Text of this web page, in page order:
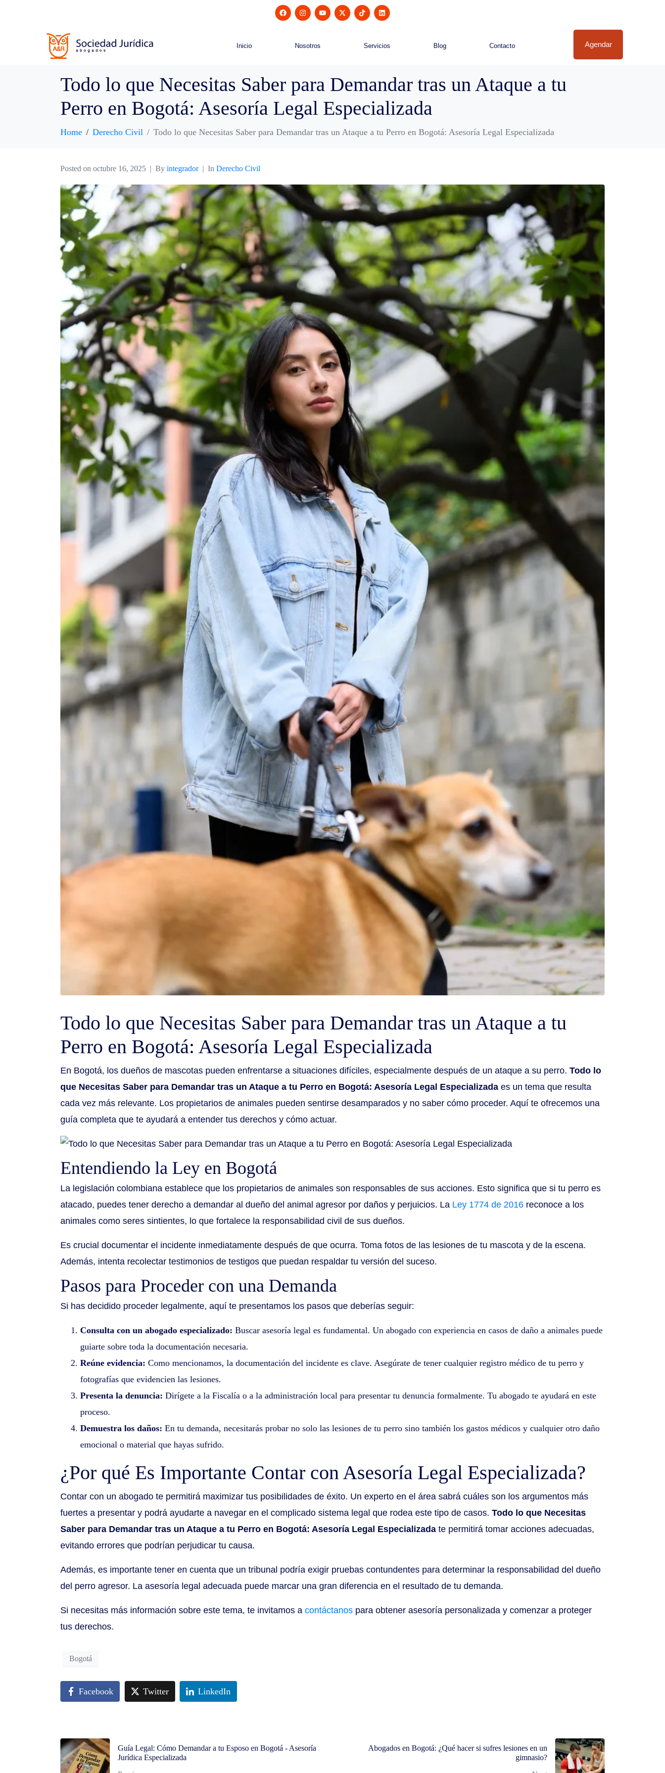
Inicio Nosotros Servicios Blog Contacto Agendar
Todo lo que Necesitas Saber para Demandar tras un Ataque a tu
Perro en Bogotá: Asesoría Legal Especializada
Home Derecho Civil Todo lo que Necesitas Saber para Demandar tras un Ataque a tu Perro en Bogotá: Asesoría Legal Especializada
Posted on octubre 16, 2025 By integrador In Derecho Civil
Todo lo que Necesitas Saber para Demandar tras un Ataque a tu
Perro en Bogotá: Asesoría Legal Especializada
En Bogotá, los dueños de mascotas pueden enfrentarse a situaciones difíciles, especialmente después de un ataque a su perro. Todo lo
que Necesitas Saber para Demandar tras un Ataque a tu Perro en Bogotá: Asesoría Legal Especializada es un tema que resulta
cada vez más relevante. Los propietarios de animales pueden sentirse desamparados y no saber cómo proceder. Aquí te ofrecemos una
guía completa que te ayudará a entender tus derechos y cómo actuar.
Entendiendo la Ley en Bogotá
La legislación colombiana establece que los propietarios de animales son responsables de sus acciones. Esto significa que si tu perro es
atacado, puedes tener derecho a demandar al dueño del animal agresor por daños y perjuicios. La Ley 1774 de 2016 reconoce a los
animales como seres sintientes, lo que fortalece la responsabilidad civil de sus dueños.
Es crucial documentar el incidente inmediatamente después de que ocurra. Toma fotos de las lesiones de tu mascota y de la escena.
Además, intenta recolectar testimonios de testigos que puedan respaldar tu versión del suceso.
Pasos para Proceder con una Demanda
Si has decidido proceder legalmente, aquí te presentamos los pasos que deberías seguir:
Consulta con un abogado especializado: Buscar asesoría legal es fundamental. Un abogado con experiencia en casos de daño a animales puede
guiarte sobre toda la documentación necesaria.
Reúne evidencia: Como mencionamos, la documentación del incidente es clave. Asegúrate de tener cualquier registro médico de tu perro y
fotografías que evidencien las lesiones.
Presenta la denuncia: Dirígete a la Fiscalía o a la administración local para presentar tu denuncia formalmente. Tu abogado te ayudará en este
proceso.
Demuestra los daños: En tu demanda, necesitarás probar no solo las lesiones de tu perro sino también los gastos médicos y cualquier otro daño
emocional o material que hayas sufrido.
¿Por qué Es Importante Contar con Asesoría Legal Especializada?
Contar con un abogado te permitirá maximizar tus posibilidades de éxito. Un experto en el área sabrá cuáles son los argumentos más
fuertes a presentar y podrá ayudarte a navegar en el complicado sistema legal que rodea este tipo de casos. Todo lo que Necesitas
Saber para Demandar tras un Ataque a tu Perro en Bogotá: Asesoría Legal Especializada te permitirá tomar acciones adecuadas,
evitando errores que podrían perjudicar tu causa.
Además, es importante tener en cuenta que un tribunal podría exigir pruebas contundentes para determinar la responsabilidad del dueño
del perro agresor. La asesoría legal adecuada puede marcar una gran diferencia en el resultado de tu demanda.
Si necesitas más información sobre este tema, te invitamos a contáctanos para obtener asesoría personalizada y comenzar a proteger
tus derechos.
Bogotá
Facebook Twitter LinkedIn
Guía Legal: Cómo Demandar a tu Esposo en Bogotá - Asesoría
Jurídica Especializada
Abogados en Bogotá: ¿Qué hacer si sufres lesiones en un
gimnasio?